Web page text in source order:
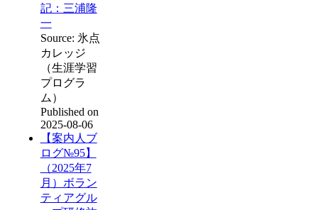
記：三浦隆
一
Source: 氷点
カレッジ
（生涯学習
プログラ
ム）
Published on
2025-08-06
【案内人ブ
ログ№95】
（2025年7
月）ボラン
ティアグル